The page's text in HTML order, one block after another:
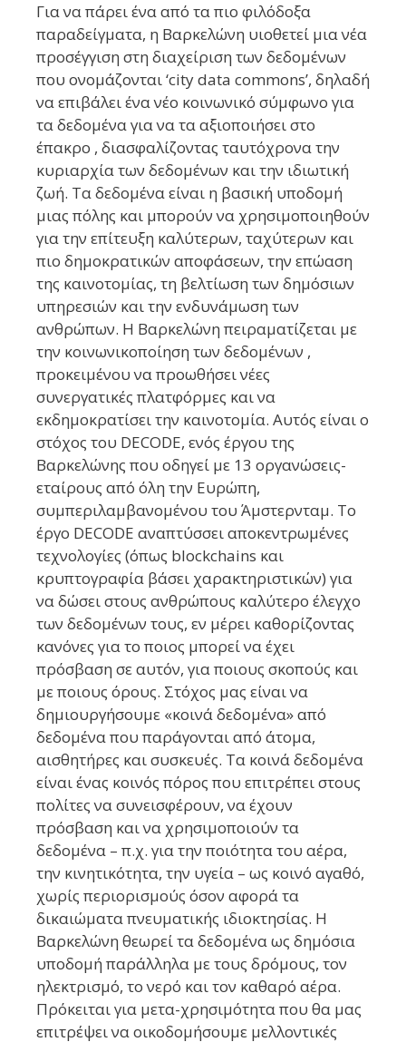
Για να πάρει ένα από τα πιο φιλόδοξα
παραδείγματα, η Βαρκελώνη υιοθετεί μια νέα
προσέγγιση στη διαχείριση των δεδομένων
που ονομάζονται ‘city data commons’, δηλαδή
να επιβάλει ένα νέο κοινωνικό σύμφωνο για
τα δεδομένα για να τα αξιοποιήσει στο
έπακρο , διασφαλίζοντας ταυτόχρονα την
κυριαρχία των δεδομένων και την ιδιωτική
ζωή. Τα δεδομένα είναι η βασική υποδομή
μιας πόλης και μπορούν να χρησιμοποιηθούν
για την επίτευξη καλύτερων, ταχύτερων και
πιο δημοκρατικών αποφάσεων, την επώαση
της καινοτομίας, τη βελτίωση των δημόσιων
υπηρεσιών και την ενδυνάμωση των
ανθρώπων. Η Βαρκελώνη πειραματίζεται με
την κοινωνικοποίηση των δεδομένων ,
προκειμένου να προωθήσει νέες
συνεργατικές πλατφόρμες και να
εκδημοκρατίσει την καινοτομία. Αυτός είναι ο
στόχος του DECODE, ενός έργου της
Βαρκελώνης που οδηγεί με 13 οργανώσεις-
εταίρους από όλη την Ευρώπη,
συμπεριλαμβανομένου του Άμστερνταμ. Το
έργο DECODE αναπτύσσει αποκεντρωμένες
τεχνολογίες (όπως blockchains και
κρυπτογραφία βάσει χαρακτηριστικών) για
να δώσει στους ανθρώπους καλύτερο έλεγχο
των δεδομένων τους, εν μέρει καθορίζοντας
κανόνες για το ποιος μπορεί να έχει
πρόσβαση σε αυτόν, για ποιους σκοπούς και
με ποιους όρους. Στόχος μας είναι να
δημιουργήσουμε «κοινά δεδομένα» από
δεδομένα που παράγονται από άτομα,
αισθητήρες και συσκευές. Τα κοινά δεδομένα
είναι ένας κοινός πόρος που επιτρέπει στους
πολίτες να συνεισφέρουν, να έχουν
πρόσβαση και να χρησιμοποιούν τα
δεδομένα – π.χ. για την ποιότητα του αέρα,
την κινητικότητα, την υγεία – ως κοινό αγαθό,
χωρίς περιορισμούς όσον αφορά τα
δικαιώματα πνευματικής ιδιοκτησίας. Η
Βαρκελώνη θεωρεί τα δεδομένα ως δημόσια
υποδομή παράλληλα με τους δρόμους, τον
ηλεκτρισμό, το νερό και τον καθαρό αέρα.
Πρόκειται για μετα-χρησιμότητα που θα μας
επιτρέψει να οικοδομήσουμε μελλοντικές